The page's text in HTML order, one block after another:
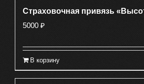
Страховочная привязь
5000 ₽
В корзину